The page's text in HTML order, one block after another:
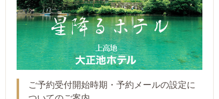
ご予約受付開始時期・予約メールの設定に